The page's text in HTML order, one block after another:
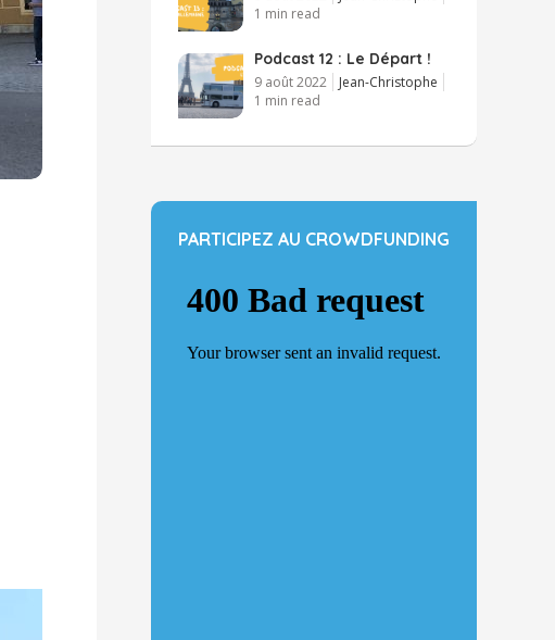
1 min read
Podcast 12 : Le Départ !
9 août 2022
Jean-Christophe
1 min read
PARTICIPEZ AU CROWDFUNDING